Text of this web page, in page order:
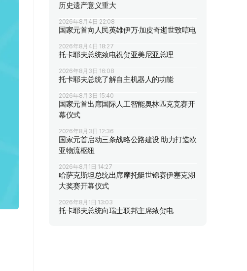
历史遗产意义重大
2026年8月4日 22:08
国家元首向人民英雄伊万·加皮奇逝世致唁电
2026年8月4日 18:27
托卡耶夫总统致电祝贺亚美尼亚总理
2026年8月3日 16:08
托卡耶夫总统了解自主机器人的功能
2026年8月3日 15:40
国家元首出席国际人工智能奥林匹克竞赛开
幕仪式
2026年8月3日 12:36
国家元首启动三条战略公路建设 助力打造欧
亚物流枢纽
2026年8月1日 14:27
哈萨克斯坦总统出席摩托艇世锦赛伊塞克湖
大奖赛开幕仪式
2026年8月1日 13:03
托卡耶夫总统向瑞士联邦主席致贺电